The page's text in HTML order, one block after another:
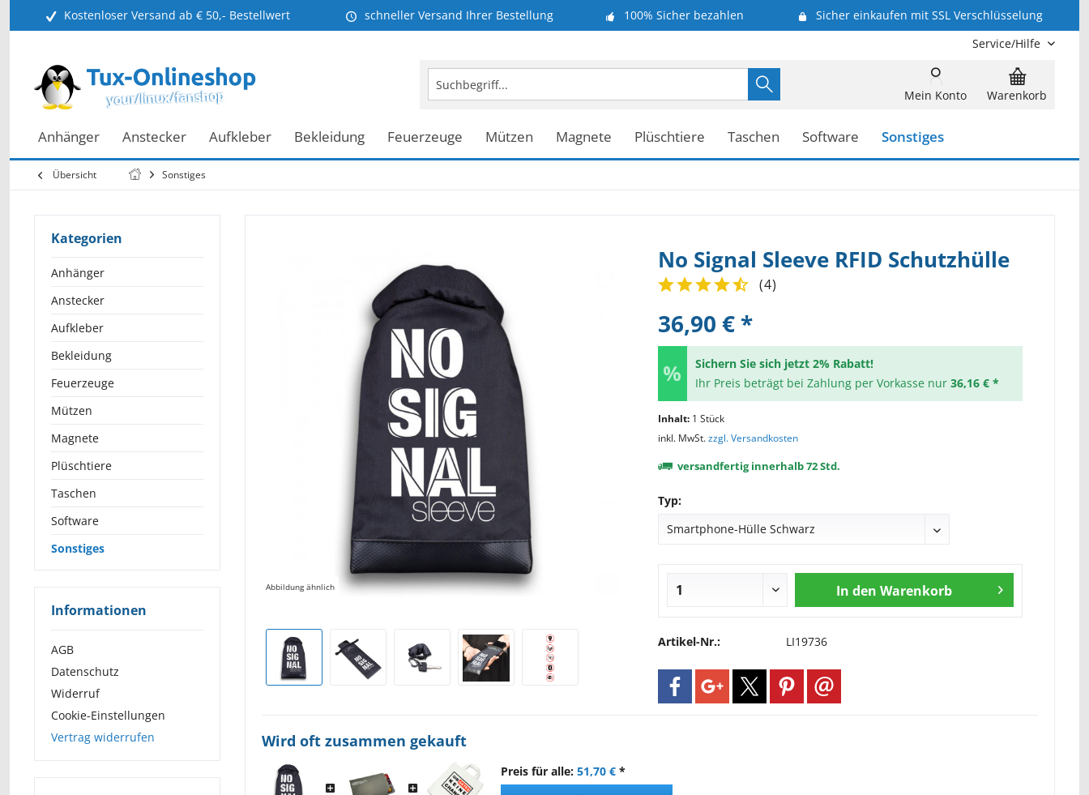
Kostenloser Versand ab € 50,- Bestellwert schneller Versand Ihrer Bestellung 100% Sicher bezahlen
Sicher einkaufen mit SSL Verschlüsselung
Service/Hilfe
Warenkorb
Mein Konto
Anhänger Anstecker Aufkleber Bekleidung Feuerzeuge Mützen Magnete Plüschtiere Taschen Software Sonstiges
Übersicht Sonstiges
Kategorien
Anhänger
Anstecker
Aufkleber
Bekleidung
Feuerzeuge
Mützen
Magnete
Plüschtiere
Taschen
Software
Sonstiges
Informationen
AGB
Datenschutz
Widerruf
Cookie-Einstellungen
Vertrag widerrufen
Abbildung ähnlich
No Signal Sleeve RFID Schutzhülle
(4)
36,90 € *
Sichern Sie sich jetzt 2% Rabatt!
Ihr Preis beträgt bei Zahlung per Vorkasse nur 36,16 € *
Inhalt: 1 Stück
inkl. MwSt.zzgl. Versandkosten
versandfertig innerhalb 72 Std.
Typ:
In den Warenkorb
Artikel-Nr.: LI19736
Wird oft zusammen gekauft
Preis für alle:51,70 € *